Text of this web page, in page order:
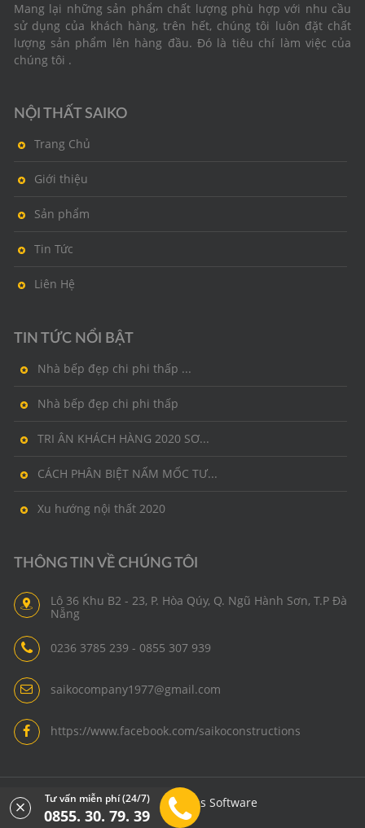
Tư vấn miễn phí (24/7)
0855. 30. 79. 39
Mang lại những sản phẩm chất lượng phù hợp với nhu cầu
sử dụng của khách hàng, trên hết, chúng tôi luôn đặt chất
lượng sản phẩm lên hàng đầu. Đó là tiêu chí làm việc của
chúng tôi .
NỘI THẤT SAIKO
Trang Chủ
Giới thiệu
Sản phẩm
Tin Tức
Liên Hệ
TIN TỨC NỔI BẬT
Nhà bếp đẹp chi phi thấp ...
Nhà bếp đẹp chi phi thấp
TRI ÂN KHÁCH HÀNG 2020 SƠ...
CÁCH PHÂN BIỆT NẤM MỐC TƯ...
Xu hướng nội thất 2020
THÔNG TIN VỀ CHÚNG TÔI
Lô 36 Khu B2 - 23, P. Hòa Qúy, Q. Ngũ Hành Sơn, T.P Đà
Nẵng
0236 3785 239 - 0855 307 939
saikocompany1977@gmail.com
https://www.facebook.com/saikoconstructions
Thiết kế bởiStyles Software